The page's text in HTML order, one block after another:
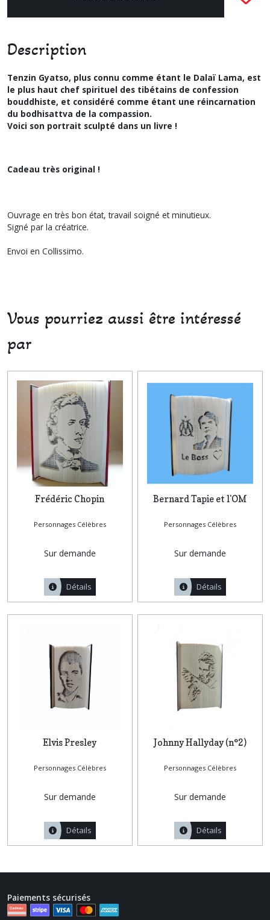
Description
Tenzin Gyatso, plus connu comme étant le Dalaï Lama, est
le plus haut chef spirituel des tibétains de confession
bouddhiste, et considéré comme étant une réincarnation
du bodhisattva de la compassion.
Voici son portrait sculpté dans un livre !
Cadeau très original !
Ouvrage en très bon état, travail soigné et minutieux.
Signé par la créatrice.
Envoi en Collissimo.
Vous pourriez aussi être intéressé
par
Frédéric Chopin
Personnages Célèbres
Sur demande
Détails
Bernard Tapie et l'OM
Personnages Célèbres
Sur demande
Détails
Elvis Presley
Personnages Célèbres
Sur demande
Détails
Johnny Hallyday (n°2)
Personnages Célèbres
Sur demande
Détails
Paiements sécurisés